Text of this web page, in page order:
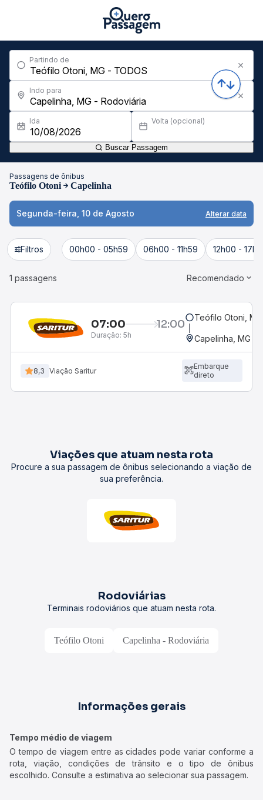
Partindo de
Indo para
Ida Volta (opcional)
Buscar Passagem
Passagens de ônibus
Teófilo Otoni Capelinha
Segunda-feira, 10 de Agosto Alterar data
Filtros 00h00 - 05h59 06h00 - 11h59 12h00 -
1 passagens Recomendado
07:00 12:00
Duração: 5h
Teófilo Otoni, MG
Capelinha, MG -
8,3 Viação Saritur
Embarque
direto
Viações que atuam nesta rota
Procure a sua passagem de ônibus selecionando a viação de
sua preferência.
Rodoviárias
Terminais rodoviários que atuam nesta rota.
Teófilo Otoni Capelinha - Rodoviária
Informações gerais
Tempo médio de viagem
O tempo de viagem entre as cidades pode variar conforme a
rota, viação, condições de trânsito e o tipo de ônibus
escolhido. Consulte a estimativa ao selecionar sua passagem.